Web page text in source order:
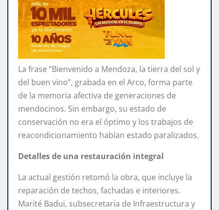
La frase “Bienvenido a Mendoza, la tierra del sol y
del buen vino”, grabada en el Arco, forma parte
de la memoria afectiva de generaciones de
mendocinos. Sin embargo, su estado de
conservación no era el óptimo y los trabajos de
reacondicionamiento habían estado paralizados.
Detalles de una restauración integral
La actual gestión retomó la obra, que incluye la
reparación de techos, fachadas e interiores.
Marité Badui, subsecretaria de Infraestructura y